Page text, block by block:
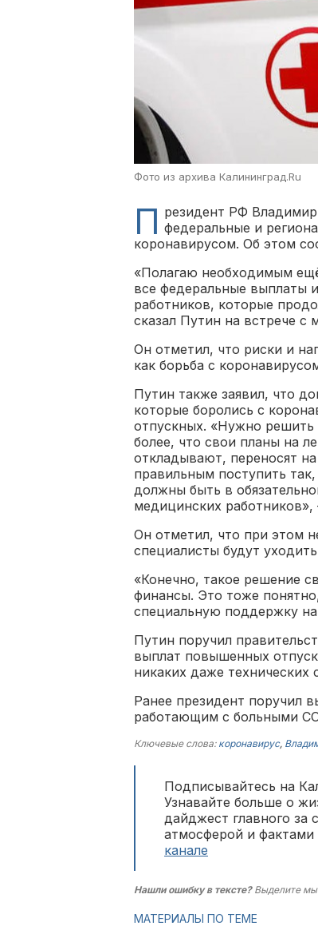
Фото из архива Калининград.Ru
П резидент РФ
федеральные и
коронавирусом. Об этом
«Полагаю необходимым
все федеральные выплаты
работников, которые
сказал Путин на встрече
Он отметил, что риски и
как борьба с
Путин также заявил, что
которые боролись с
отпускных. «Нужно решить
более, что свои планы на
откладывают, переносят
правильным поступить
должны быть в
медицинских
Он отметил, что при этом
специалисты будут
«Конечно, такое решение
финансы. Это тоже
специальную поддержку
Путин поручил
выплат повышенных
никаких даже технических
Ранее президент поручил
работающим с больными
Ключевые слова: коронавирус,
Подписывайтесь на
Узнавайте больше о
дайджест главного за
атмосферой и
канале
Нашли ошибку в тексте?Выделите
МАТЕРИАЛЫ ПО ТЕМЕ